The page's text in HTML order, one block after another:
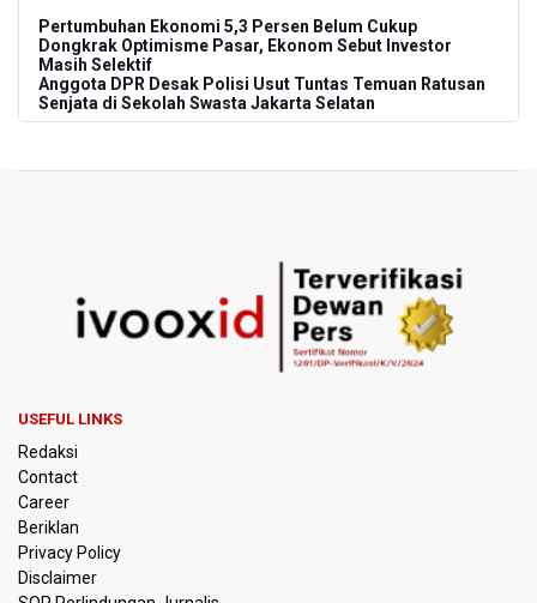
Pertumbuhan Ekonomi 5,3 Persen Belum Cukup
Dongkrak Optimisme Pasar, Ekonom Sebut Investor
Masih Selektif
Anggota DPR Desak Polisi Usut Tuntas Temuan Ratusan
Senjata di Sekolah Swasta Jakarta Selatan
BGN Beri Batas Waktu SPPG Kantongi SLHS Paling
Febrie Adriansyah Dicecar Puluhan Pertanyaan Saat
Diperiksa di Kejagung Sebagai Tersangka
BGN Proses Pemberhentian Tidak Hormat 66 Kepala
Disiplin
SEA V Cup 2026: Timnas Voli Putri Indonesia Menang
Lawan Vietnam 3-2
Kebakaran Landa Gedung Bapenda DKI Jakarta
USEFUL LINKS
Redaksi
Contact
Career
Beriklan
Privacy Policy
Disclaimer